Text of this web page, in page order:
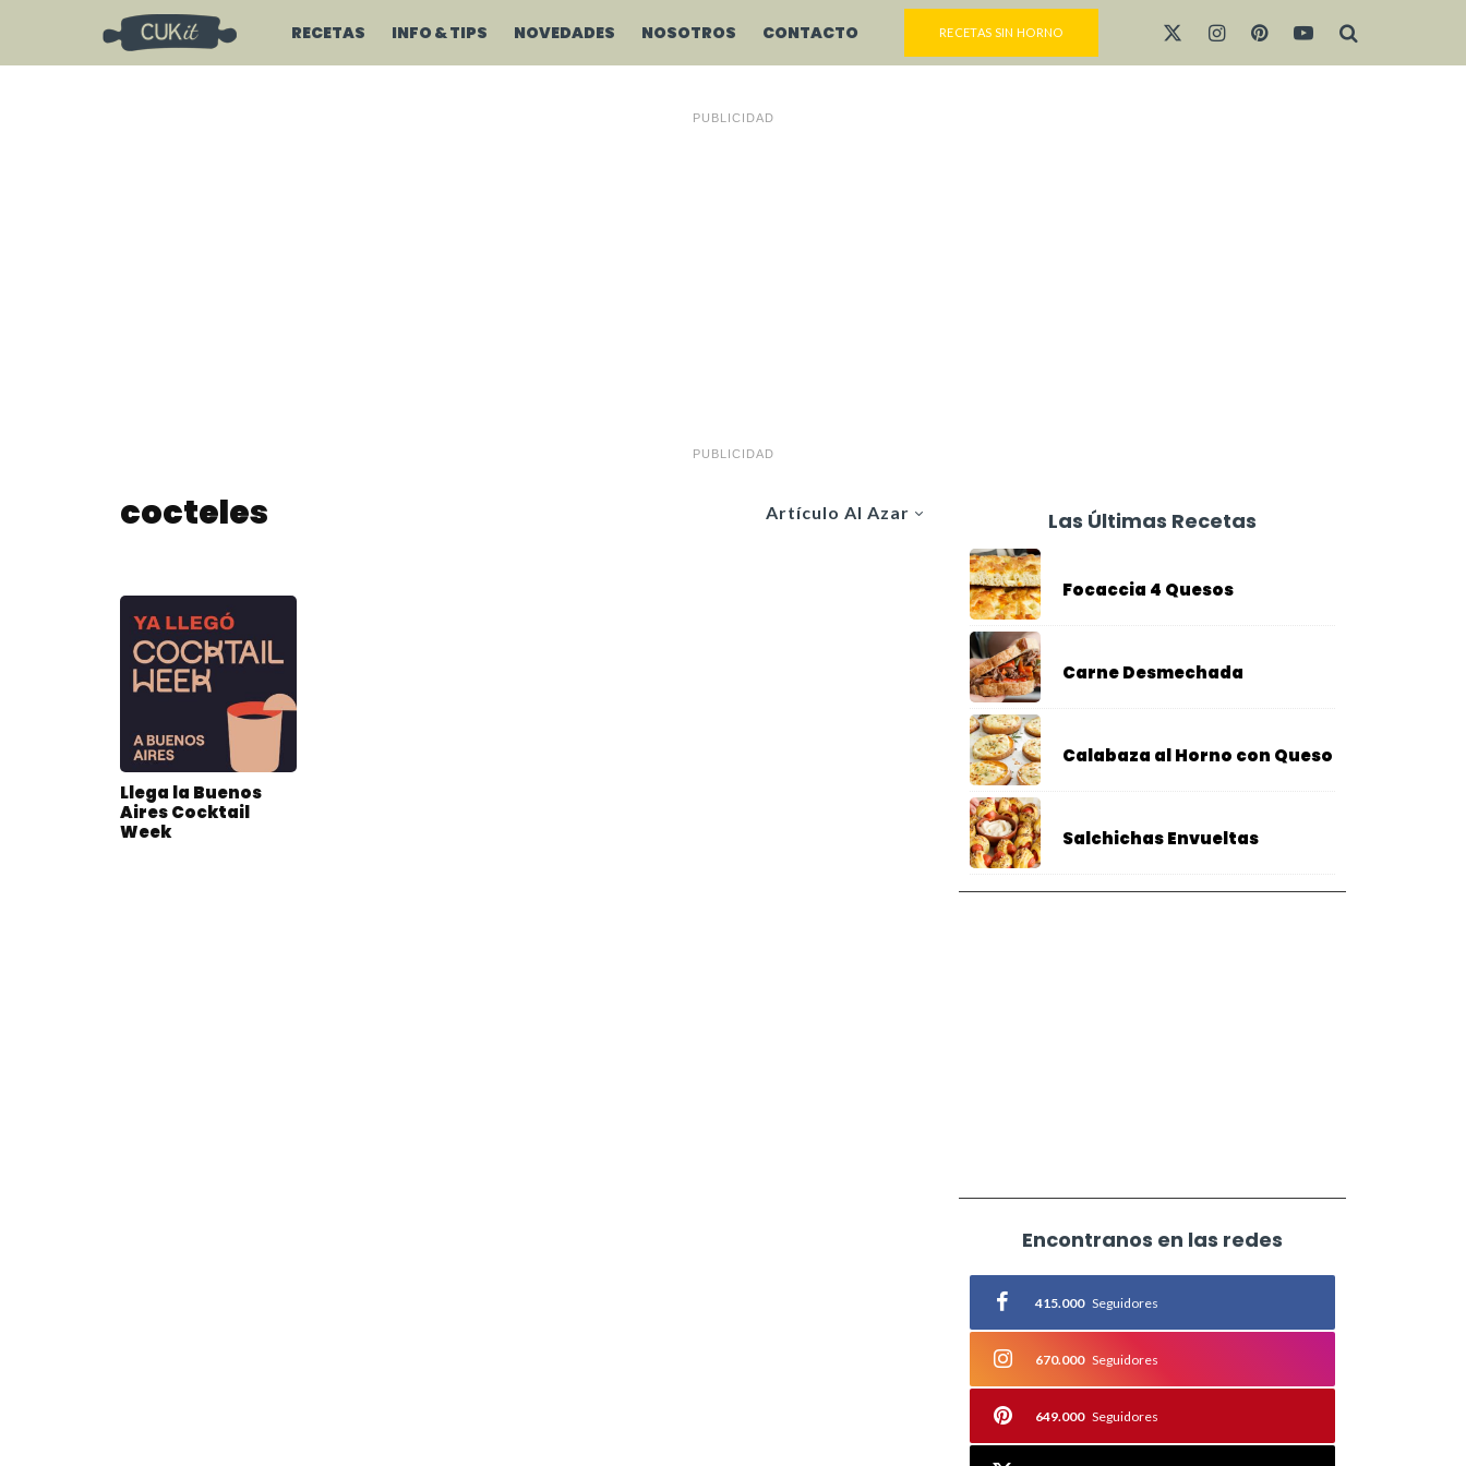
RECETAS INFO & TIPS NOVEDADES NOSOTROS CONTACTO RECETAS SIN HORNO
PUBLICIDAD
PUBLICIDAD
Artículo Al Azar
cocteles
Llega la Buenos
Aires Cocktail
Week
Las Últimas Recetas
Focaccia 4 Quesos
Carne Desmechada
Calabaza al Horno con Queso
Salchichas Envueltas
Encontranos en las redes
415.000 Seguidores
670.000 Seguidores
649.000 Seguidores